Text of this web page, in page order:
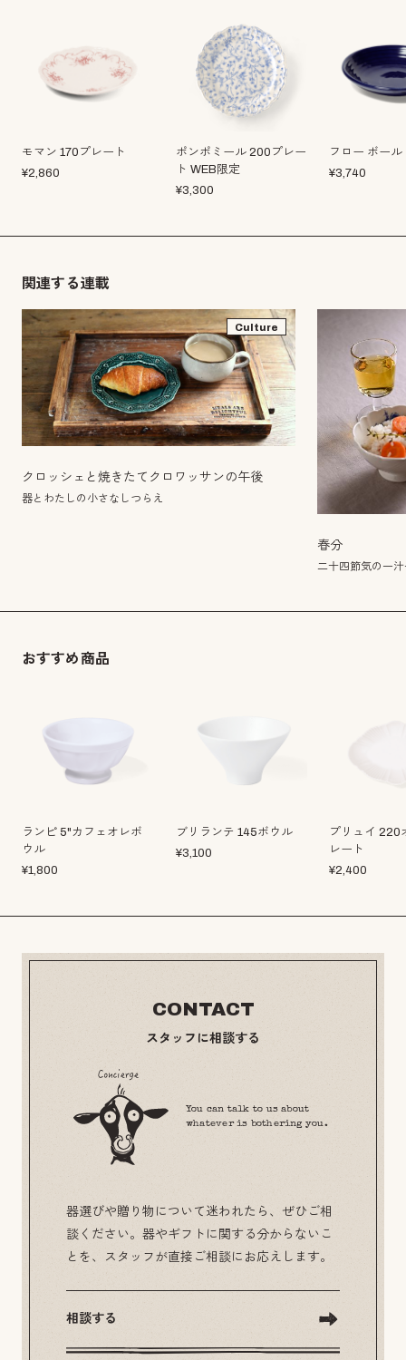
モマン 170プレート
¥2,860
ポンポミール 200プレー
ト WEB限定
¥3,300
フロー ボール
¥3,740
関連する連載
Culture
クロッシェと焼きたてクロワッサンの午後
器とわたしの小さなしつらえ
春分
二十四節気の一
おすすめ商品
ランピ 5"カフェオレボ
ウル
¥1,800
ブリランテ 145ボウル
¥3,100
プリュイ 220
レート
¥2,400
CONTACT
スタッフに相談する
You can talk to us about
whatever is bothering you.
器選びや贈り物について迷われたら、ぜひご相
談ください。器やギフトに関する分からないこ
とを、スタッフが直接ご相談にお応えします。
相談する